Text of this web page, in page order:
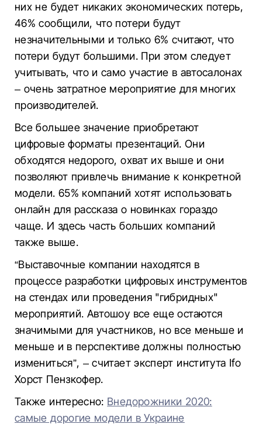
них не будет никаких экономических потерь,
46% сообщили, что потери будут
незначительными и только 6% считают, что
потери будут большими. При этом следует
учитывать, что и само участие в автосалонах
– очень затратное мероприятие для многих
производителей.
Все большее значение приобретают
цифровые форматы презентаций. Они
обходятся недорого, охват их выше и они
позволяют привлечь внимание к конкретной
модели. 65% компаний хотят использовать
онлайн для рассказа о новинках гораздо
чаще. И здесь часть больших компаний
также выше.
“Выставочные компании находятся в
процессе разработки цифровых инструментов
на стендах или проведения "гибридных"
мероприятий. Автошоу все еще остаются
значимыми для участников, но все меньше и
меньше и в перспективе должны полностью
измениться”, – считает эксперт института Ifo
Хорст Пензкофер.
Также интересно: Внедорожники 2020:
самые дорогие модели в Украине